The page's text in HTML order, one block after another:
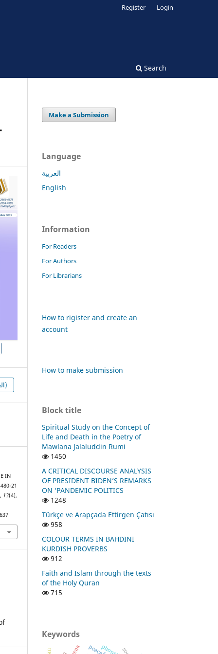
Search
Register Login
HTML (العربية)
IN
21
, 13(4),
Make a Submission
Language
العربية
English
Information
For Readers
For Authors
For Librarians
How to rigister and create an
account
How to make submission
Block title
Spiritual Study on the Concept of
Life and Death in the Poetry of
Mawlana Jalaluddin Rumi
1450
A CRITICAL DISCOURSE ANALYSIS
OF PRESIDENT BIDEN’S REMARKS
ON ‘PANDEMIC POLITICS
1248
Türkçe ve Arapçada Ettirgen Çatısı
958
COLOUR TERMS IN BAHDINI
KURDISH PROVERBS
912
Faith and Islam through the texts
of the Holy Quran
715
Keywords